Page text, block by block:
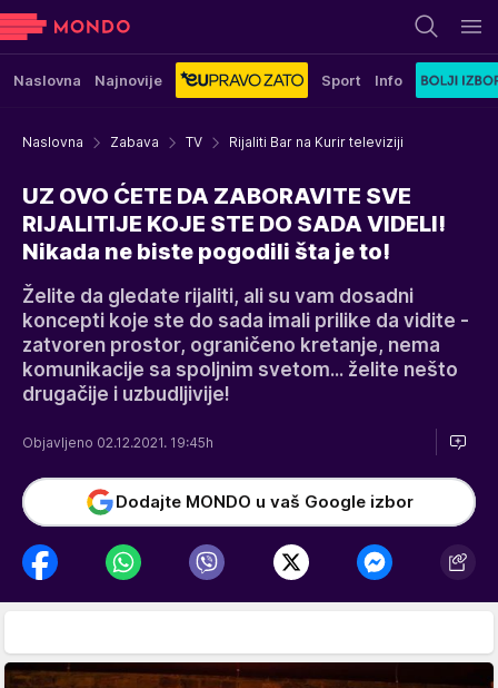
Naslovna Najnovije Sport Info
Naslovna Zabava TV Rijaliti Bar na Kurir televiziji
UZ OVO ĆETE DA ZABORAVITE SVE
RIJALITIJE KOJE STE DO SADA VIDELI!
Nikada ne biste pogodili šta je to!
Želite da gledate rijaliti, ali su vam dosadni
koncepti koje ste do sada imali prilike da vidite -
zatvoren prostor, ograničeno kretanje, nema
komunikacije sa spoljnim svetom... želite nešto
drugačije i uzbudljivije!
Objavljeno 02.12.2021. 19:45h
Dodajte MONDO u vaš Google izbor